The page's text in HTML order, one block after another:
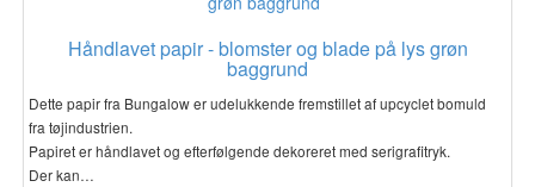
Håndlavet papir - blomster og blade på lys grøn
baggrund
Dette papir fra Bungalow er udelukkende fremstillet af upcyclet bomuld
fra tøjindustrien.
Papiret er håndlavet og efterfølgende dekoreret med serigrafitryk.
Der kan…